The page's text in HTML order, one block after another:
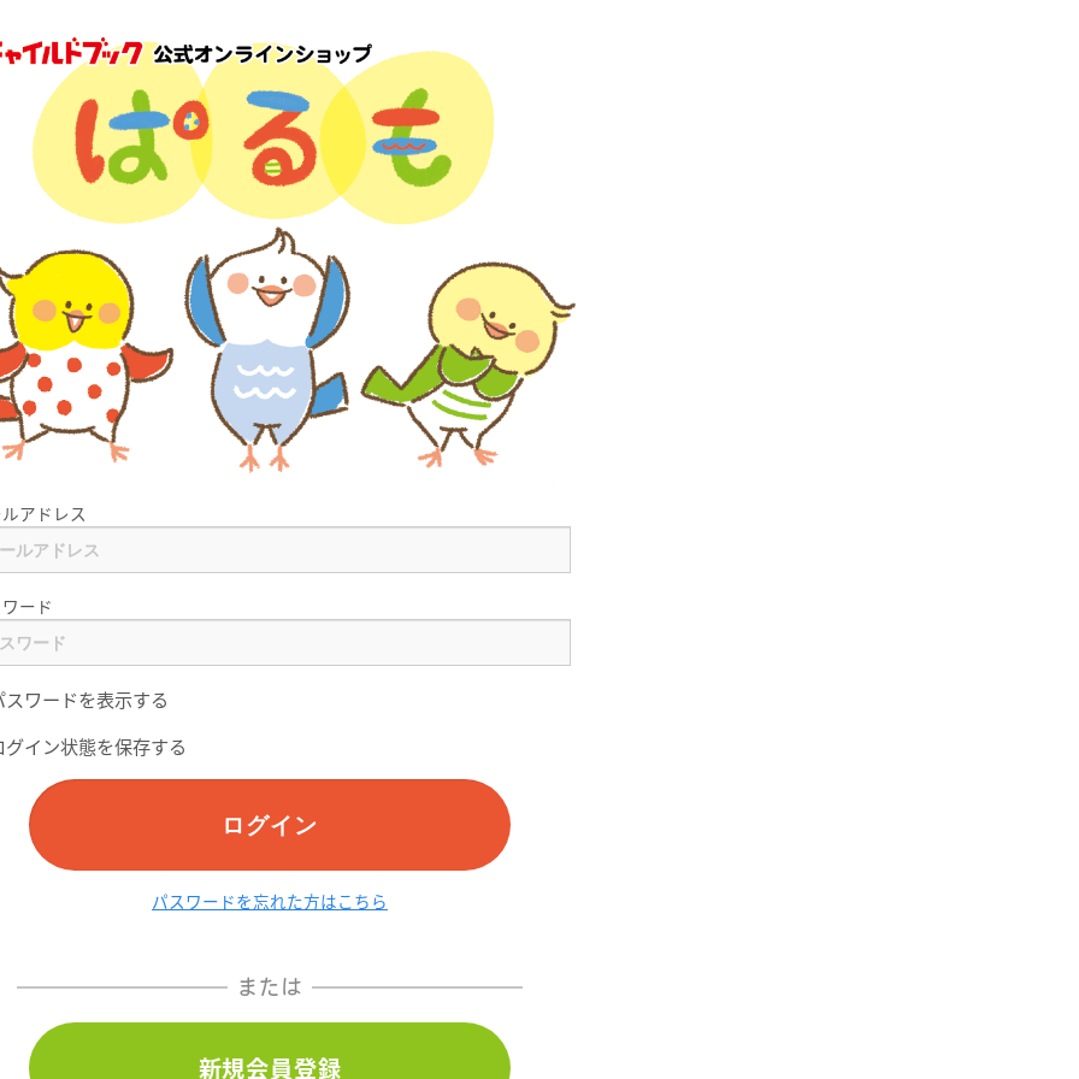
アドレス
ード
ワードを表示する
イン状態を保存する
ログイン
パスワードを忘れた方はこちら
または
新規会員登録